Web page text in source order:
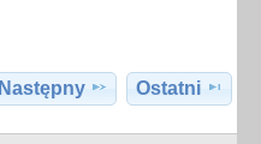
Następny Ostatni